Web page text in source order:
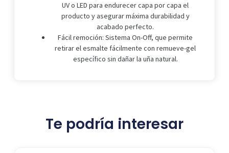
UV o LED para endurecer capa por capa el
producto y asegurar máxima durabilidad y
acabado perfecto.
Fácil remoción: Sistema On-Off, que permite
retirar el esmalte fácilmente con remueve-gel
específico sin dañar la uña natural.
Te podría interesar